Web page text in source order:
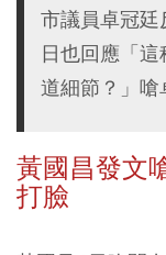
市議員卓冠
日也回應「
道細節？」嗆
黃國昌發文
打臉